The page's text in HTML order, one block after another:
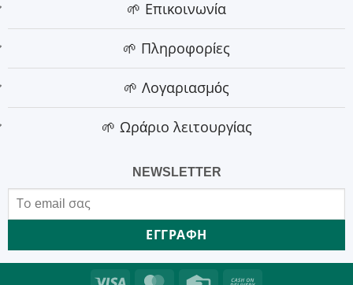
🌱 Επικοινωνία
🌱 Πληροφορίες
🌱 Λογαριασμός
🌱 Ωράριο λειτουργίας
NEWSLETTER
Visa MasterCardCredit